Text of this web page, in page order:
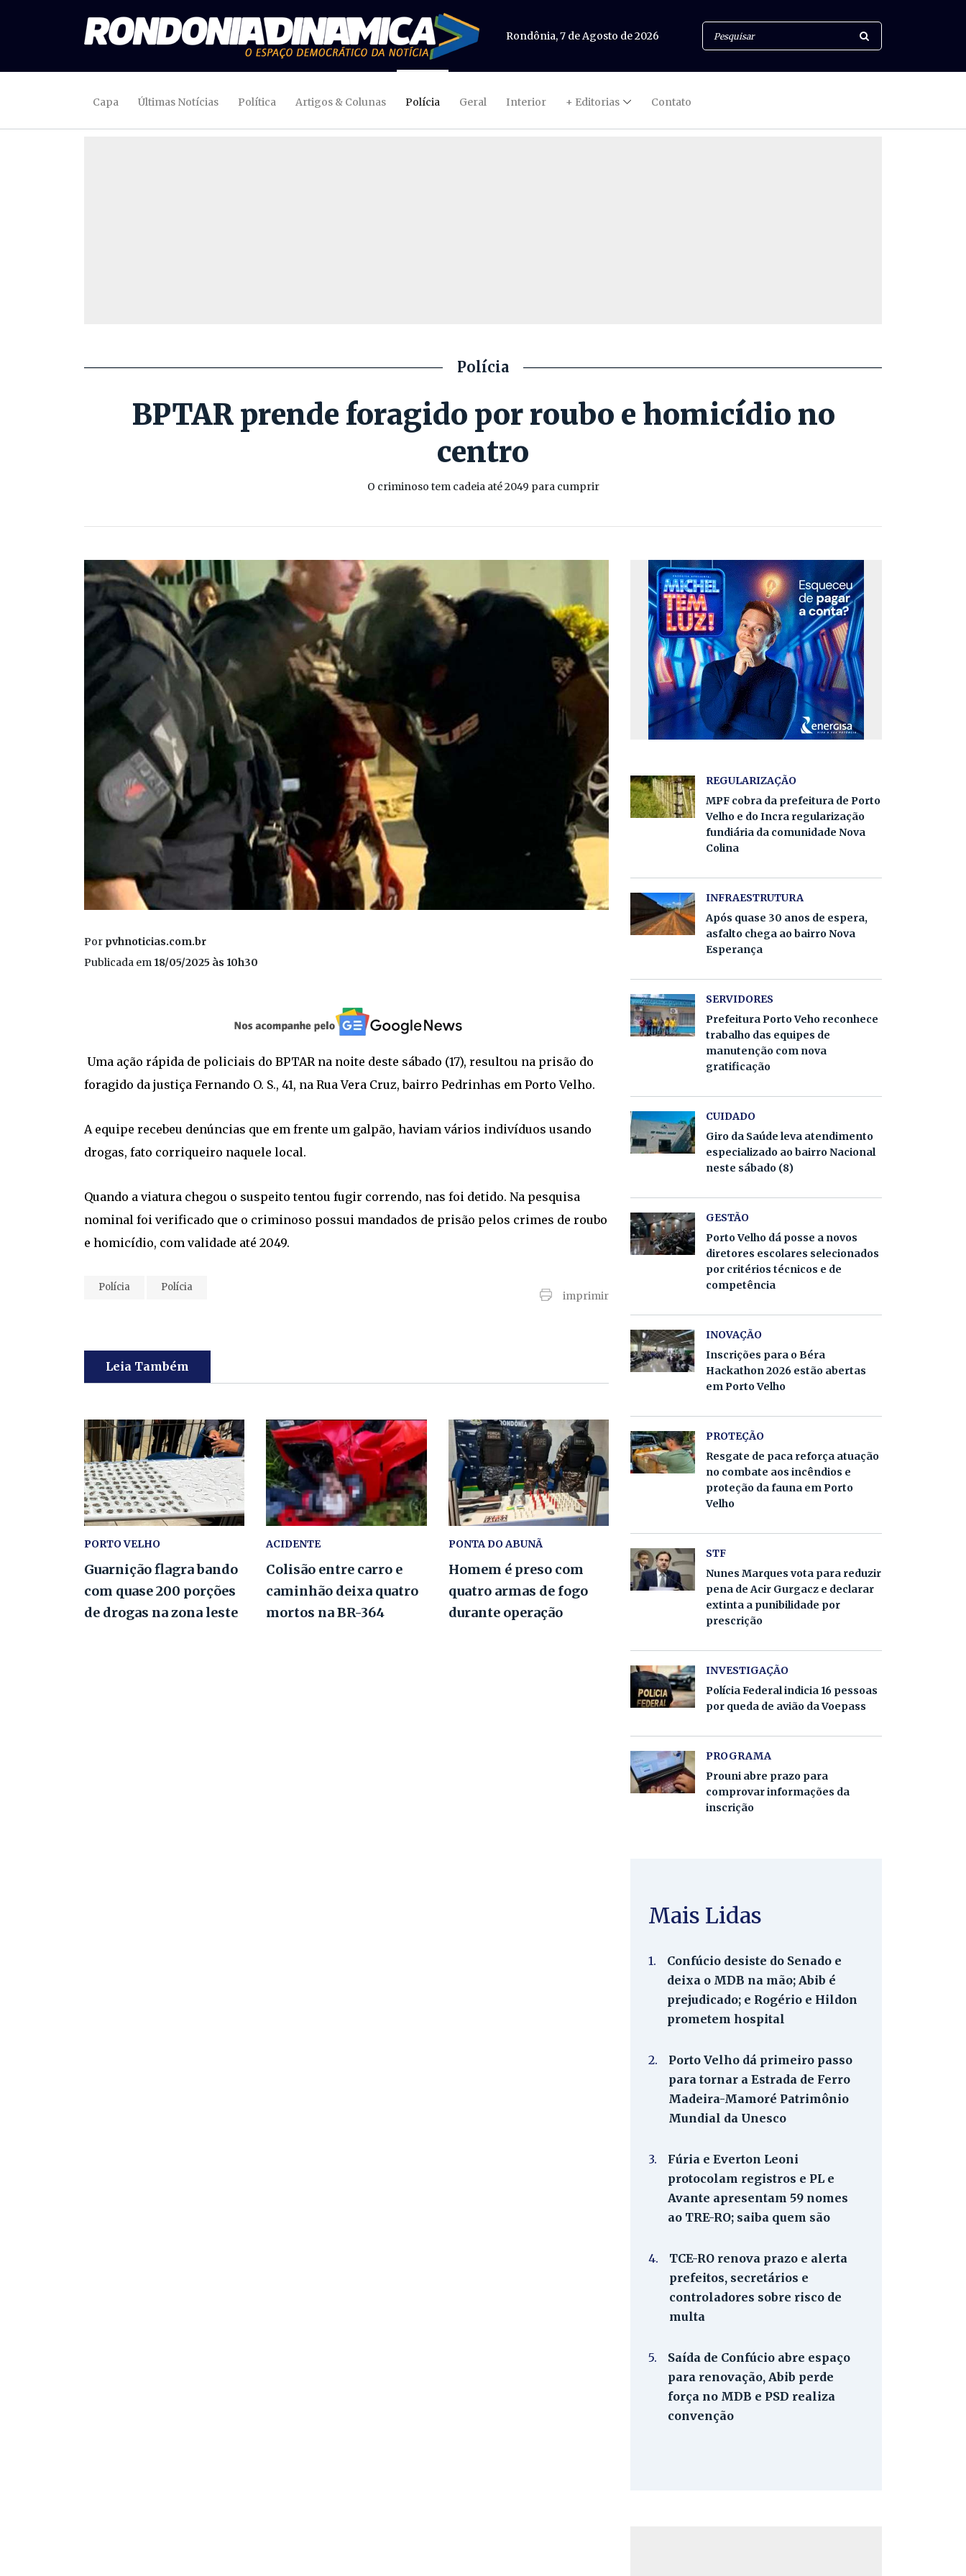
Rondônia, 7 de Agosto de 2026
Capa Últimas Notícias Política Artigos & Colunas Polícia Geral Interior + Editorias Contato
Polícia
BPTAR prende foragido por roubo e homicídio no
centro
O criminoso tem cadeia até 2049 para cumprir
Por pvhnoticias.com.br
Publicada em 18/05/2025 às 10h30
Uma ação rápida de policiais do BPTAR na noite deste sábado (17), resultou na prisão do
foragido da justiça Fernando O. S., 41, na Rua Vera Cruz, bairro Pedrinhas em Porto Velho.
A equipe recebeu denúncias que em frente um galpão, haviam vários indivíduos usando
drogas, fato corriqueiro naquele local.
Quando a viatura chegou o suspeito tentou fugir correndo, nas foi detido. Na pesquisa
nominal foi verificado que o criminoso possui mandados de prisão pelos crimes de roubo
e homicídio, com validade até 2049.
Polícia Polícia
imprimir
Leia Também
PORTO VELHO
Guarnição flagra bando
com quase 200 porções
de drogas na zona leste
ACIDENTE
Colisão entre carro e
caminhão deixa quatro
mortos na BR-364
PONTA DO ABUNÃ
Homem é preso com
quatro armas de fogo
durante operação
REGULARIZAÇÃO
MPF cobra da prefeitura de Porto
Velho e do Incra regularização
fundiária da comunidade Nova
Colina
INFRAESTRUTURA
Após quase 30 anos de espera,
asfalto chega ao bairro Nova
Esperança
SERVIDORES
Prefeitura Porto Veho reconhece
trabalho das equipes de
manutenção com nova
gratificação
CUIDADO
Giro da Saúde leva atendimento
especializado ao bairro Nacional
neste sábado (8)
GESTÃO
Porto Velho dá posse a novos
diretores escolares selecionados
por critérios técnicos e de
competência
INOVAÇÃO
Inscrições para o Béra
Hackathon 2026 estão abertas
em Porto Velho
PROTEÇÃO
Resgate de paca reforça atuação
no combate aos incêndios e
proteção da fauna em Porto
Velho
STF
Nunes Marques vota para reduzir
pena de Acir Gurgacz e declarar
extinta a punibilidade por
prescrição
INVESTIGAÇÃO
Polícia Federal indicia 16 pessoas
por queda de avião da Voepass
PROGRAMA
Prouni abre prazo para
comprovar informações da
inscrição
Mais Lidas
1.
Confúcio desiste do Senado e
deixa o MDB na mão; Abib é
prejudicado; e Rogério e Hildon
prometem hospital
2.
Porto Velho dá primeiro passo
para tornar a Estrada de Ferro
Madeira-Mamoré Patrimônio
Mundial da Unesco
3.
Fúria e Everton Leoni
protocolam registros e PL e
Avante apresentam 59 nomes
ao TRE-RO; saiba quem são
4.
TCE-RO renova prazo e alerta
prefeitos, secretários e
controladores sobre risco de
multa
5.
Saída de Confúcio abre espaço
para renovação, Abib perde
força no MDB e PSD realiza
convenção